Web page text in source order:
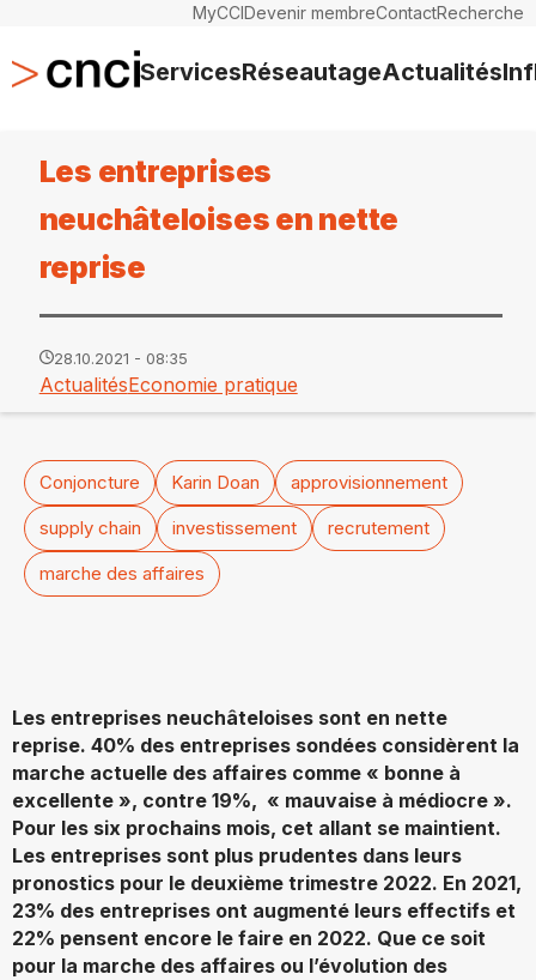
MyCCIDevenir membreContactRecherche
ServicesRéseautageActualités
Les entreprises
neuchâteloises en nette
reprise
28.10.2021 - 08:35
ActualitésEconomie pratique
Conjoncture Karin Doan
approvisionnement
supply chain
investissement
recrutement
marche des affaires
Les entreprises neuchâteloises sont en nette
reprise. 40% des entreprises sondées considèrent la
marche actuelle des affaires comme « bonne à
excellente », contre 19%, « mauvaise à médiocre ».
Pour les six prochains mois, cet allant se maintient.
Les entreprises sont plus prudentes dans leurs
pronostics pour le deuxième trimestre 2022. En 2021,
23% des entreprises ont augmenté leurs effectifs et
22% pensent encore le faire en 2022. Que ce soit
pour la marche des affaires ou l’évolution des